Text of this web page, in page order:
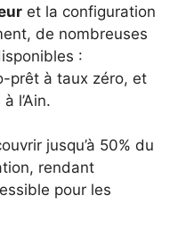
et la configuration
de nombreuses
:
prêt à taux zéro, et
l’Ain.
jusqu’à 50% du
rendant
pour les